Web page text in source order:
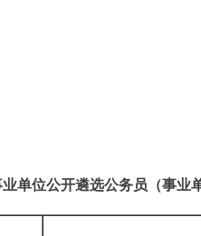
单位公开遴选公务员（事业